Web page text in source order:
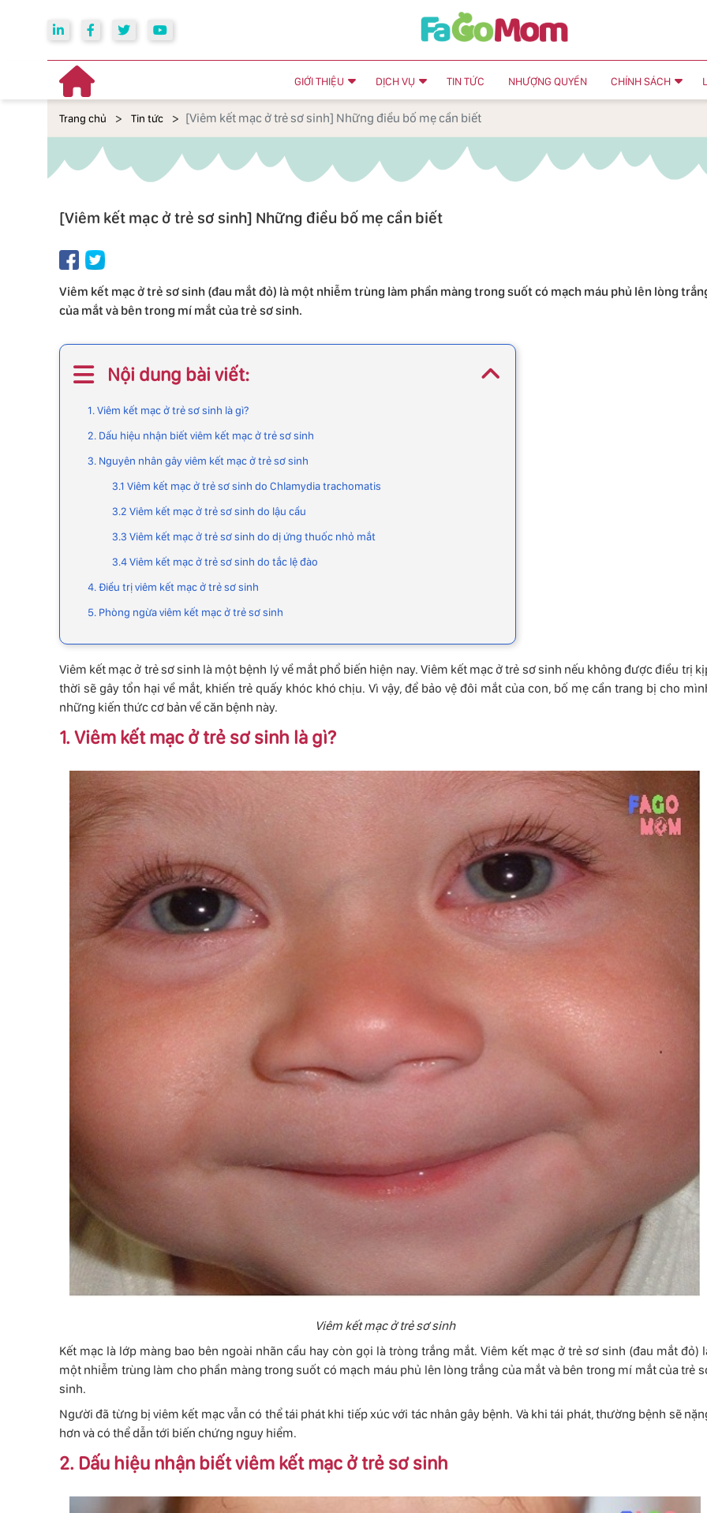
GIỚI THIỆU DỊCH VỤ TIN TỨC NHƯỢNG QUYỀN CHÍNH SÁCH
Trang chủ Tin tức [Viêm kết mạc ở trẻ sơ sinh] Những điều bố mẹ cần biết
[Viêm kết mạc ở trẻ sơ sinh] Những điều bố mẹ cần biết
Viêm kết mạc ở trẻ sơ sinh (đau mắt đỏ) là một nhiễm trùng làm phần màng trong suốt có mạch máu phủ lên lòng
của mắt và bên trong mí mắt của trẻ sơ sinh.
Nội dung bài viết:
1. Viêm kết mạc ở trẻ sơ sinh là gì?
2. Dấu hiệu nhận biết viêm kết mạc ở trẻ sơ sinh
3. Nguyên nhân gây viêm kết mạc ở trẻ sơ sinh
3.1 Viêm kết mạc ở trẻ sơ sinh do Chlamydia trachomatis
3.2 Viêm kết mạc ở trẻ sơ sinh do lậu cầu
3.3 Viêm kết mạc ở trẻ sơ sinh do dị ứng thuốc nhỏ mắt
3.4 Viêm kết mạc ở trẻ sơ sinh do tắc lệ đào
4. Điều trị viêm kết mạc ở trẻ sơ sinh
5. Phòng ngừa viêm kết mạc ở trẻ sơ sinh
Viêm kết mạc ở trẻ sơ sinh là một bệnh lý về mắt phổ biến hiện nay. Viêm kết mạc ở trẻ sơ sinh nếu không được điều trị
thời sẽ gây tổn hại về mắt, khiến trẻ quấy khóc khó chịu. Vì vậy, để bảo vệ đôi mắt của con, bố mẹ cần trang bị cho
những kiến thức cơ bản về căn bệnh này.
1. Viêm kết mạc ở trẻ sơ sinh là gì?
Viêm kết mạc ở trẻ sơ sinh
Kết mạc là lớp màng bao bên ngoài nhãn cầu hay còn gọi là tròng trắng mắt. Viêm kết mạc ở trẻ sơ sinh (đau mắt đỏ)
một nhiễm trùng làm cho phần màng trong suốt có mạch máu phủ lên lòng trắng của mắt và bên trong mí mắt của trẻ
sinh.
Người đã từng bị viêm kết mạc vẫn có thể tái phát khi tiếp xúc với tác nhân gây bệnh. Và khi tái phát, thường bệnh sẽ
hơn và có thể dẫn tới biến chứng nguy hiểm.
2. Dấu hiệu nhận biết viêm kết mạc ở trẻ sơ sinh